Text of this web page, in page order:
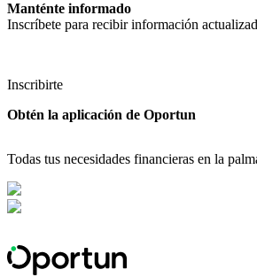
Manténte informado
Inscríbete para recibir información
Inscribirte
Obtén la aplicación de Oportun
Todas tus necesidades financieras en la